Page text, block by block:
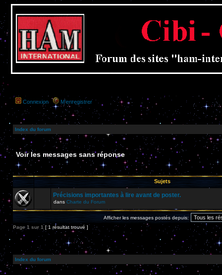
Connexion M’enregistrer
Index du forum
Voir les messages sans réponse
Sujets
Précisions importantes à lire avant de poster.
dans Charte du Forum
Afficher les messages postés depuis:
Page 1 sur 1 [ 1 résultat trouvé ]
Index du forum